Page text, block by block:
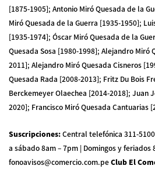
[1875-1905]; Antonio Miró Quesada de la
Miró Quesada de la Guerra [1935-1950];
[1935-1974]; Óscar Miró Quesada de la
Quesada Sosa [1980-1998]; Alejandro Miró
2011]; Alejandro Miró Quesada Cisneros
Quesada Rada [2008-2013]; Fritz Du Bois
Berckemeyer Olaechea [2014-2018]; Juan
2020]; Francisco Miró Quesada Cantuarias
Suscripciones:Central telefónica 311-5100
a sábado 8am – 7pm | Domingos y feriados
fonoavisos@comercio.com.peClub El